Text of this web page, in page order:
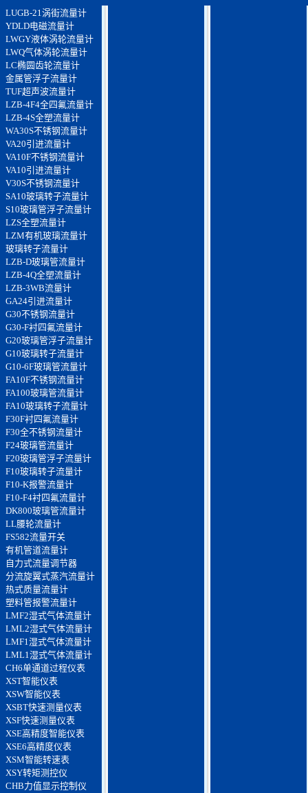
LUGB-21涡街流量计
YDLD电磁流量计
LWGY液体涡轮流量计
LWQ气体涡轮流量计
LC椭圆齿轮流量计
金属管浮子流量计
TUF超声波流量计
LZB-4F4全四氟流量计
LZB-4S全塑流量计
WA30S不锈钢流量计
VA20引进流量计
VA10F不锈钢流量计
VA10引进流量计
V30S不锈钢流量计
SA10玻璃转子流量计
S10玻璃管浮子流量计
LZS全塑流量计
LZM有机玻璃流量计
玻璃转子流量计
LZB-D玻璃管流量计
LZB-4Q全塑流量计
LZB-3WB流量计
GA24引进流量计
G30不锈钢流量计
G30-F衬四氟流量计
G20玻璃管浮子流量计
G10玻璃转子流量计
G10-6F玻璃管流量计
FA10F不锈钢流量计
FA100玻璃管流量计
FA10玻璃转子流量计
F30F衬四氟流量计
F30全不锈钢流量计
F24玻璃管流量计
F20玻璃管浮子流量计
F10玻璃转子流量计
F10-K报警流量计
F10-F4衬四氟流量计
DK800玻璃管流量计
LL腰轮流量计
FS582流量开关
有机管道流量计
自力式流量调节器
分流旋翼式蒸汽流量计
热式质量流量计
塑料管报警流量计
LMF2湿式气体流量计
LML2湿式气体流量计
LMF1湿式气体流量计
LML1湿式气体流量计
CH6单通道过程仪表
XST智能仪表
XSW智能仪表
XSBT快速测量仪表
XSF快速测量仪表
XSE高精度智能仪表
XSE6高精度仪表
XSM智能转速表
XSY转矩测控仪
CHB力值显示控制仪